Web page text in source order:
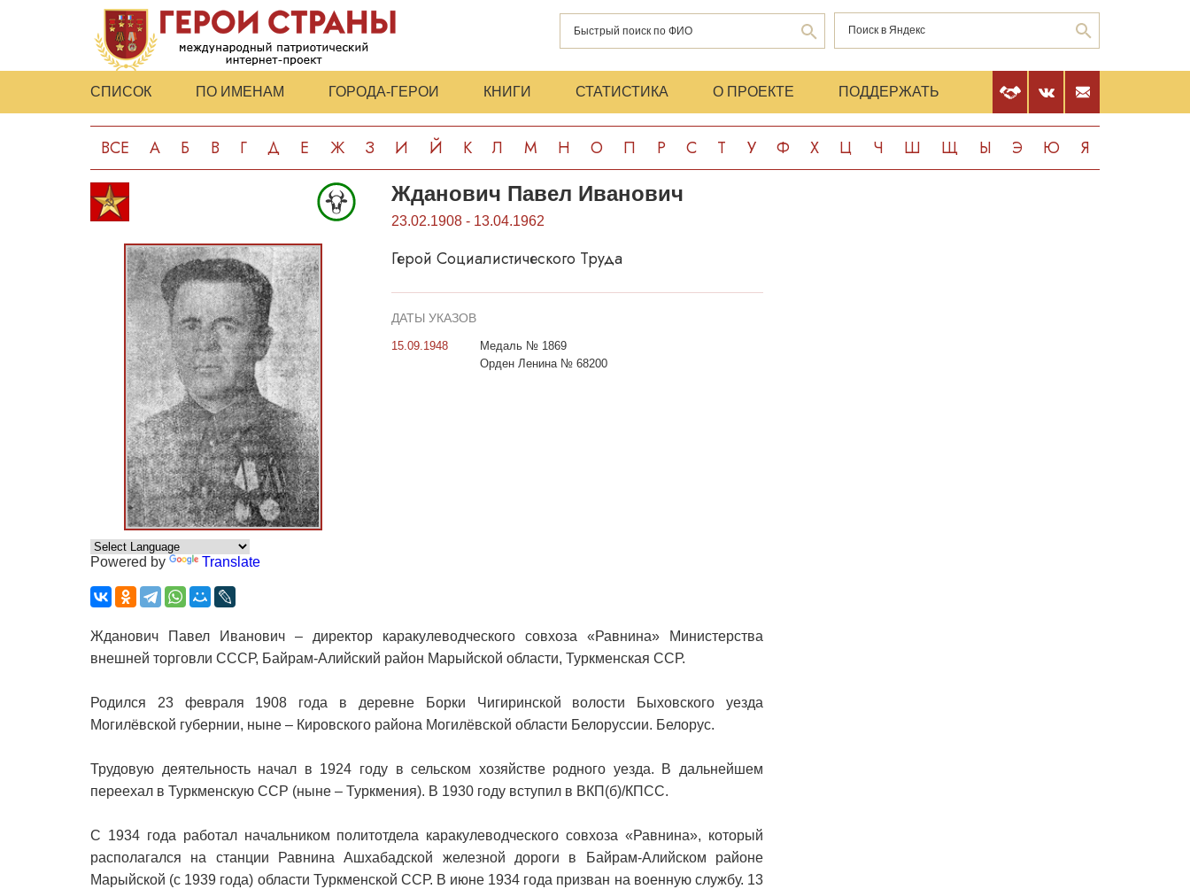
СПИСОК ПО ИМЕНАМ ГОРОДА-ГЕРОИ КНИГИ СТАТИСТИКА О ПРОЕКТЕ ПОДДЕРЖАТЬ
ВСЕ А Б В Г Д Е Ж З И Й К Л М Н О П Р С Т У Ф Х Ц Ч Ш Щ Ы Э Ю Я
Powered by Translate
Жданович Павел Иванович
23.02.1908 - 13.04.1962
Герой Социалистического Труда
ДАТЫ УКАЗОВ
15.09.1948
Медаль № 1869
Орден Ленина № 68200
Жданович Павел Иванович – директор каракулеводческого совхоза «Равнина» Министерства
внешней торговли СССР, Байрам-Алийский район Марыйской области, Туркменская ССР.
Родился 23 февраля 1908 года в деревне Борки Чигиринской волости Быховского уезда
Могилёвской губернии, ныне – Кировского района Могилёвской области Белоруссии. Белорус.
Трудовую деятельность начал в 1924 году в сельском хозяйстве родного уезда. В дальнейшем
переехал в Туркменскую ССР (ныне – Туркмения). В 1930 году вступил в ВКП(б)/КПСС.
С 1934 года работал начальником политотдела каракулеводческого совхоза «Равнина», который
располагался на станции Равнина Ашхабадской железной дороги в Байрам-Алийском районе
Марыйской (с 1939 года) области Туркменской ССР. В июне 1934 года призван на военную службу. 13